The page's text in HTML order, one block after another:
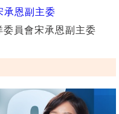
委員會宋承恩副主委